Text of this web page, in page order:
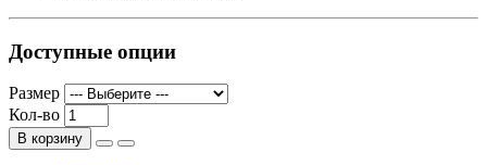
Доступные опции
Размер
Кол-во
В корзину